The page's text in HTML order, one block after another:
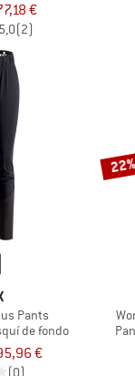
€
5,0(2)
Pants
de fondo
€
(0)
22%